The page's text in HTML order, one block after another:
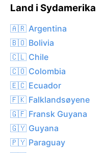
Land i Sydamerika
🇦🇷 Argentina
🇧🇴 Bolivia
🇨🇱 Chile
🇨🇴 Colombia
🇪🇨 Ecuador
🇫🇰 Falklandsøyene
🇬🇫 Fransk Guyana
🇬🇾 Guyana
🇵🇾 Paraguay